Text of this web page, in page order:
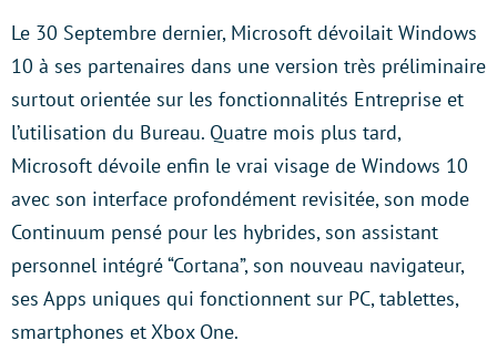
Le 30 Septembre dernier, Microsoft dévoilait Windows
10 à ses partenaires dans une version très préliminaire
surtout orientée sur les fonctionnalités Entreprise et
l’utilisation du Bureau. Quatre mois plus tard,
Microsoft dévoile enfin le vrai visage de Windows 10
avec son interface profondément revisitée, son mode
Continuum pensé pour les hybrides, son assistant
personnel intégré “Cortana”, son nouveau navigateur,
ses Apps uniques qui fonctionnent sur PC, tablettes,
smartphones et Xbox One.